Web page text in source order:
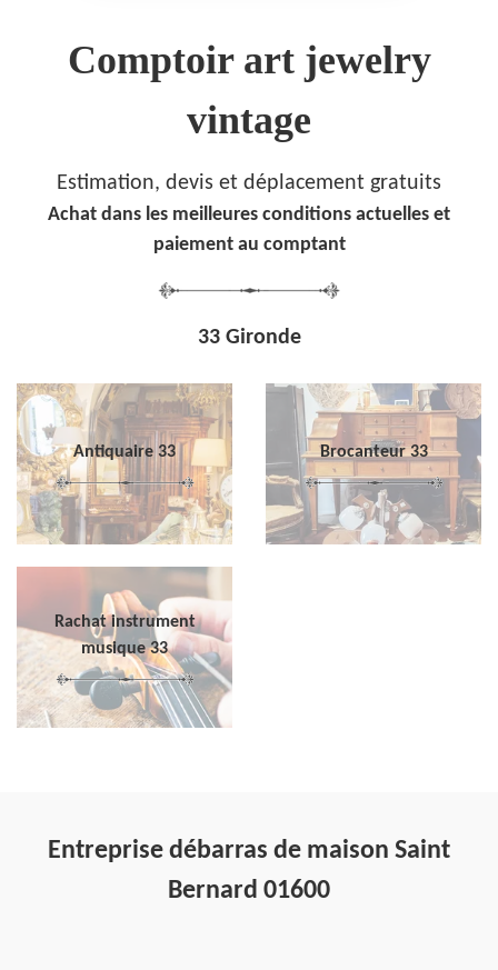
Comptoir art jewelry
vintage
Estimation, devis et déplacement gratuits
Achat dans les meilleures conditions actuelles et
paiement au comptant
33 Gironde
Antiquaire 33 Brocanteur 33
Rachat instrument
musique 33
Entreprise débarras de maison Saint
Bernard 01600